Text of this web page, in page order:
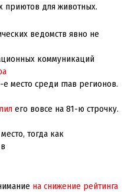
приютов для животных.
ведомств явно не
коммуникаций
место среди глав регионов.
его вовсе на 81-ю строчку.
тогда как
на снижение рейтинга